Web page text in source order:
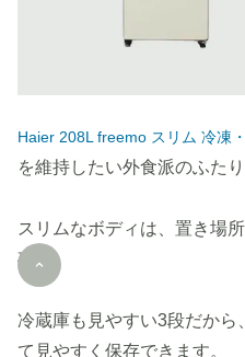
Haier 208L freemo スリム 冷凍
を維持したい外食派のふた
スリムなボディは、置き場
確保。
冷蔵庫も見やすい3段だから
て見やすく保存できます。